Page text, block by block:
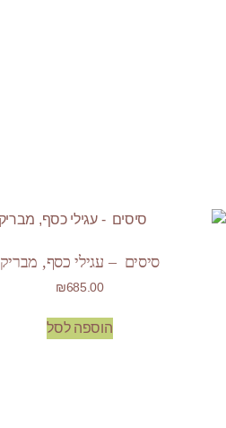
סיסים – עגילי כסף, מבריק
₪685.00
הוספה לסל